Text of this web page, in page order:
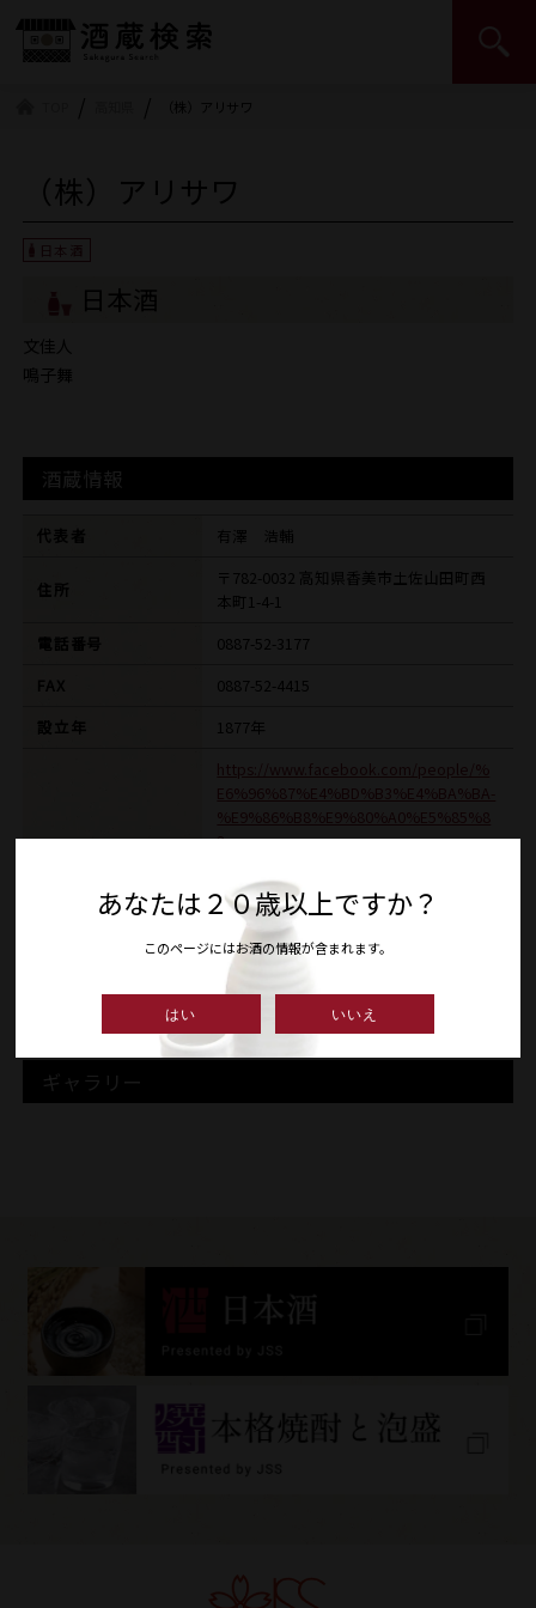
（株）アリサワ
（株）アリサワ
日本酒
文佳人
鳴子舞
酒蔵情報
代表者 有澤 浩輔
〒782-0032 高知県香美市土佐山田町西
本町1-4-1
電話番号
0887-52-3177
FAX
0887-52-4415
設立年
1877年
3-
A%E7%A4%BE%E3%82%A2%E3%83%
AA%E3%82%B5%E3%83%AF/10005726
3515822/?sk=about
bunkajin@sunny.ocn.ne.jp
ギャラリー
あなたは２０歳以上ですか？
このページにはお酒の情報が含まれます。
はい いいえ